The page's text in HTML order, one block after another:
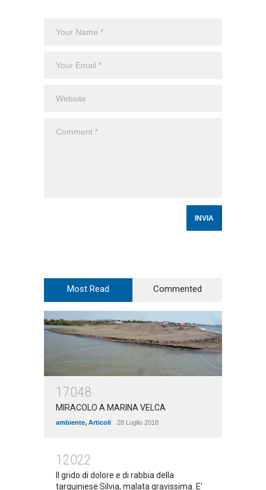
Most Read Commented
17048
MIRACOLO A MARINA VELCA
ambiente, Articoli 28 Luglio 2018
12022
Il grido di dolore e di rabbia della
tarquiniese Silvia, malata gravissima. E'